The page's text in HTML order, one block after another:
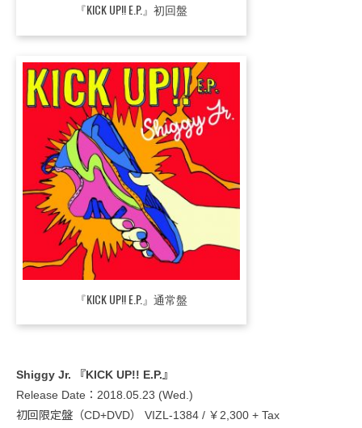
『KICK UP!! E.P.』初回盤
『KICK UP!! E.P.』通常盤
Shiggy Jr. 『KICK UP!! E.P.』
Release Date：2018.05.23 (Wed.)
初回限定盤（CD+DVD） VIZL-1384 / ￥2,300 + Tax